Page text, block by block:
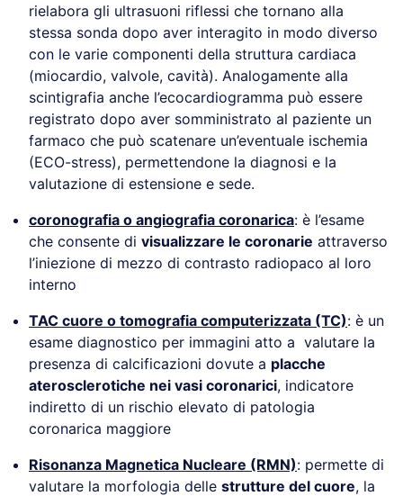
rielabora gli ultrasuoni riflessi che tornano alla
stessa sonda dopo aver interagito in modo diverso
con le varie componenti della struttura cardiaca
(miocardio, valvole, cavità). Analogamente alla
scintigrafia anche l’ecocardiogramma può essere
registrato dopo aver somministrato al paziente un
farmaco che può scatenare un’eventuale ischemia
(ECO-stress), permettendone la diagnosi e la
valutazione di estensione e sede.
coronografia o angiografia coronarica: è l’esame
che consente di visualizzare le coronarie attraverso
l’iniezione di mezzo di contrasto radiopaco al loro
interno
TAC cuore o tomografia computerizzata (TC): è un
esame diagnostico per immagini atto a valutare la
presenza di calcificazioni dovute a placche
aterosclerotiche nei vasi coronarici, indicatore
indiretto di un rischio elevato di patologia
coronarica maggiore
Risonanza Magnetica Nucleare (RMN): permette di
valutare la morfologia delle strutture del cuore, la